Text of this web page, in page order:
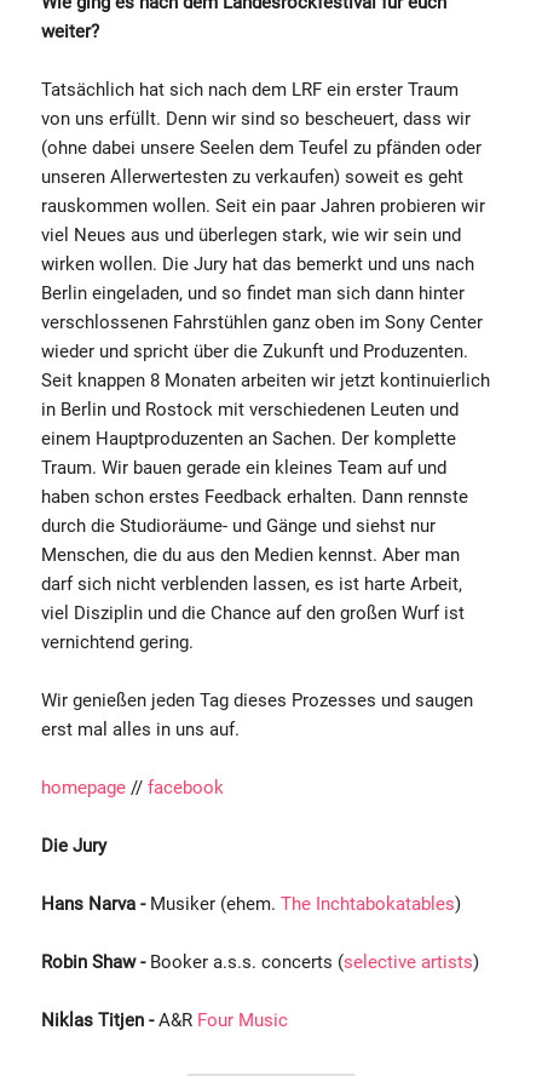
weiter?
Tatsächlich hat sich nach dem LRF ein erster Traum
von uns erfüllt. Denn wir sind so bescheuert, dass wir
(ohne dabei unsere Seelen dem Teufel zu pfänden oder
unseren Allerwertesten zu verkaufen) soweit es geht
rauskommen wollen. Seit ein paar Jahren probieren wir
viel Neues aus und überlegen stark, wie wir sein und
wirken wollen. Die Jury hat das bemerkt und uns nach
Berlin eingeladen, und so findet man sich dann hinter
verschlossenen Fahrstühlen ganz oben im Sony Center
wieder und spricht über die Zukunft und Produzenten.
Seit knappen 8 Monaten arbeiten wir jetzt kontinuierlich
in Berlin und Rostock mit verschiedenen Leuten und
einem Hauptproduzenten an Sachen. Der komplette
Traum. Wir bauen gerade ein kleines Team auf und
haben schon erstes Feedback erhalten. Dann rennste
durch die Studioräume- und Gänge und siehst nur
Menschen, die du aus den Medien kennst. Aber man
darf sich nicht verblenden lassen, es ist harte Arbeit,
viel Disziplin und die Chance auf den großen Wurf ist
vernichtend gering.
Wir genießen jeden Tag dieses Prozesses und saugen
erst mal alles in uns auf.
homepage // facebook
Die Jury
Hans Narva - Musiker (ehem. The Inchtabokatables)
Robin Shaw - Booker a.s.s. concerts (selective artists)
Niklas Titjen -A&R Four Music